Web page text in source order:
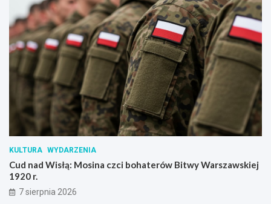
KULTURA WYDARZENIA
Cud nad Wisłą: Mosina czci bohaterów Bitwy Warszawskiej
1920 r.
7 sierpnia 2026